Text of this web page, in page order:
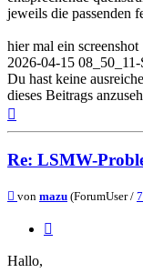
jeweils die passenden
hier mal ein screenshot
2026-04-15
Du hast keine
dieses Beitrags
Re: LSMW-
Beitrag
von mazu (ForumUser /
Hallo,